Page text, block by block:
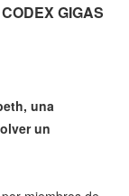
GIGAS
una
un